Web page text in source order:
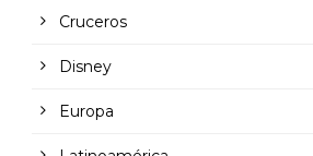
Cruceros
Disney
Europa